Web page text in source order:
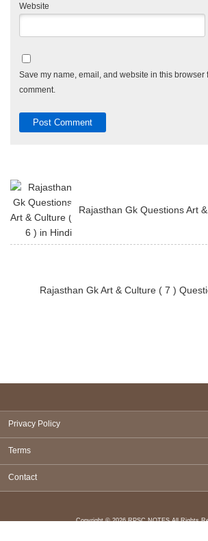
Website
Save my name, email, and website in this browser
comment.
Rajasthan Gk Questions Art
Rajasthan Gk Art & Culture ( 7 )
Privacy Policy
Terms
Contact
Copyright © 2026 RPSC NOTES All Rights